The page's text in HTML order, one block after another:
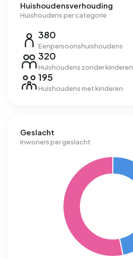
Huishoudensverhouding
Huishoudens per categorie
380
Eenpersoonshuishoudens
320
Huishoudens zonder kinderen
195
Huishoudens met kinderen
Geslacht
Inwoners per geslacht